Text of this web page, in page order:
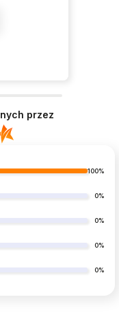
szybko i
przez
100%
0%
0%
0%
0%